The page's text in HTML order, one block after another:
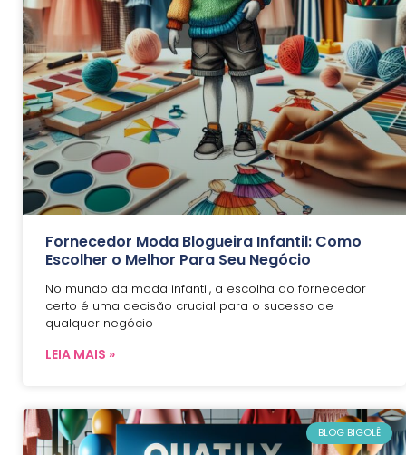
Fornecedor Moda Blogueira Infantil: Como
Escolher o Melhor Para Seu Negócio
No mundo da moda infantil, a escolha do fornecedor
certo é uma decisão crucial para o sucesso de
qualquer negócio
LEIA MAIS »
BLOG BIGOLÊ